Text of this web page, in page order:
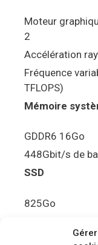
Moteur
2
Accélération
Fréquence
TFLOPS)
Mémoire
GDDR6 16Go
448Gbit/s de
SSD
825Go
5.5Gbit/s de
Disque de jeu